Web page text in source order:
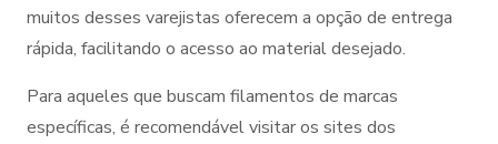
muitos desses varejistas oferecem a opção de entrega
rápida, facilitando o acesso ao material desejado.
Para aqueles que buscam filamentos de marcas
específicas, é recomendável visitar os sites dos